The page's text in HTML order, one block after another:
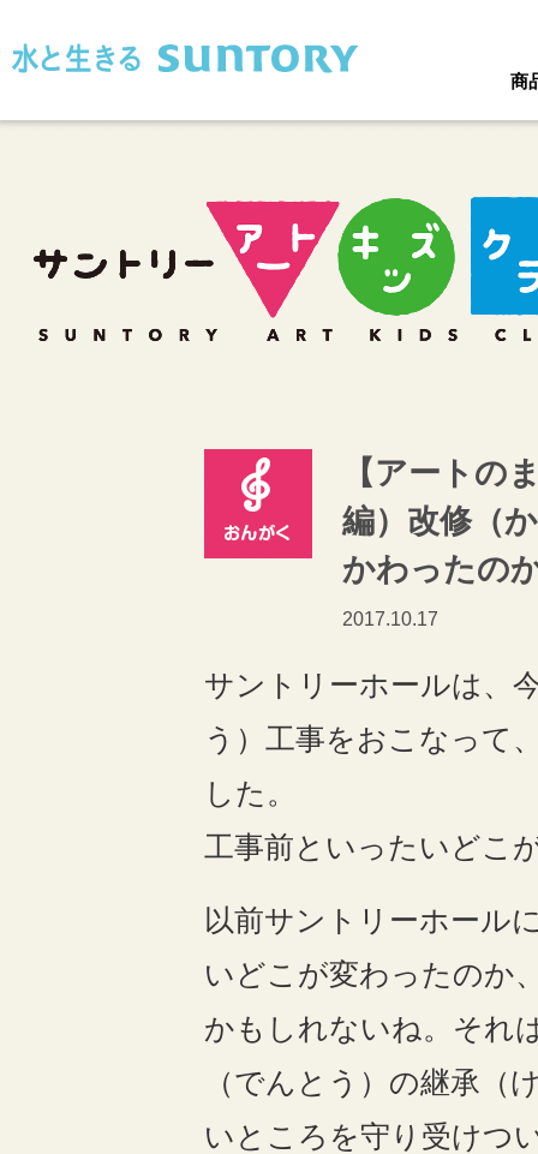
商
【アートの
編）改修（
かわったの
2017.10.17
サントリーホールは、
う）工事をおこなって
した。
工事前といったいどこ
以前サントリーホール
いどこが変わったのか
かもしれないね。それ
（でんとう）の継承（
いところを守り受けつ